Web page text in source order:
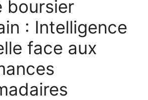
boursier
: Intelligence
face aux